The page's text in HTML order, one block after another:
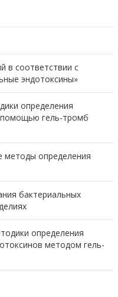
в соответствии с
эндотоксины»
определения
помощью гель-тромб
методы определения
бактериальных
определения
методом гель-